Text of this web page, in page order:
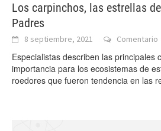
Los carpinchos, las estrellas
Padres
8 septiembre, 2021 Comentario
Especialistas describen las principales
importancia para los ecosistemas de
roedores que fueron tendencia en las